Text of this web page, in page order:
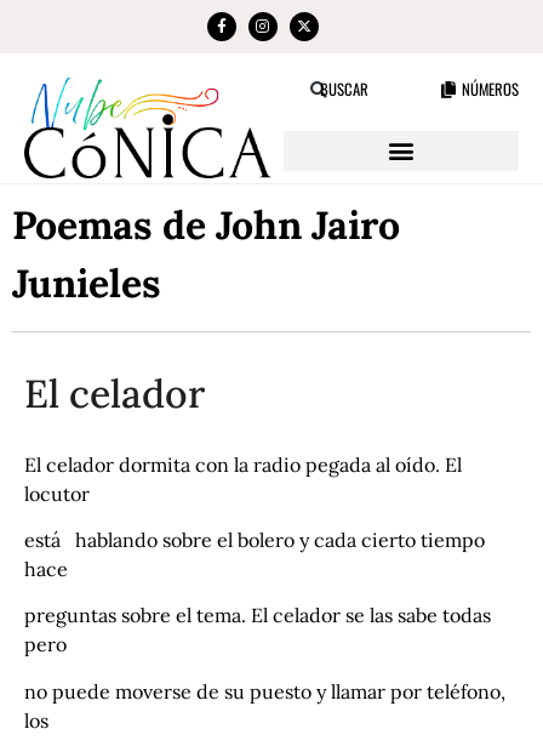
BUSCAR NÚMEROS
Poemas de John Jairo
Junieles
El celador
El celador dormita con la radio pegada al oído. El
locutor
está hablando sobre el bolero y cada cierto tiempo
hace
preguntas sobre el tema. El celador se las sabe todas
pero
no puede moverse de su puesto y llamar por teléfono,
los